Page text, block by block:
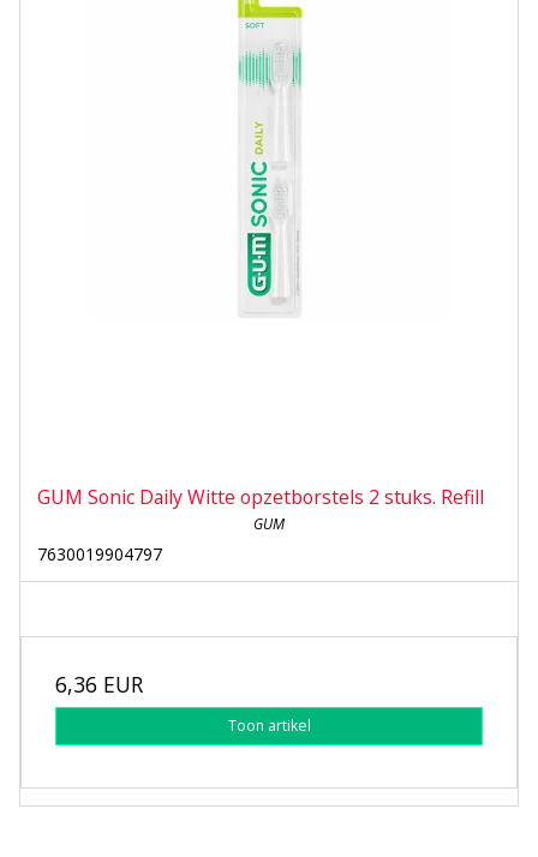
GUM Sonic Daily Witte opzetborstels 2 stuks. Refill
GUM
7630019904797
6,36 EUR
Toon artikel